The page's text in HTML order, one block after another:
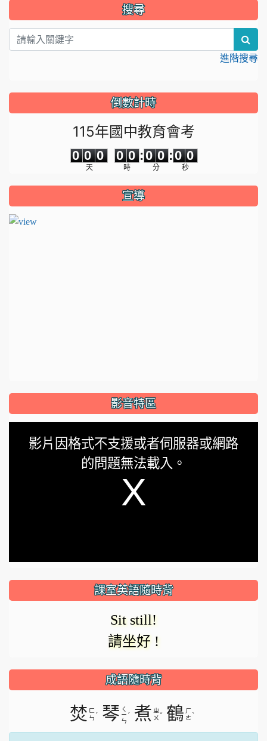
::: 搜尋
進階搜尋
倒數計時
115年國中教育會考
0
0
0
0
0
0
天
0
0
0
0
時
:
0
0
0
0
分
:
0
0
0
0
秒
宣導
影音特區
影片因格式不支援或者伺服器或網路
的問題無法載入。
課室英語隨時背
Sit still!
請坐好 !
成語隨時背
焚 ㄈ
ㄣ ˊ 琴 ㄑ
ㄧ
ㄣ
ˊ 煮 ㄓ
ㄨˇ 鶴 ㄏ
ㄜˋ